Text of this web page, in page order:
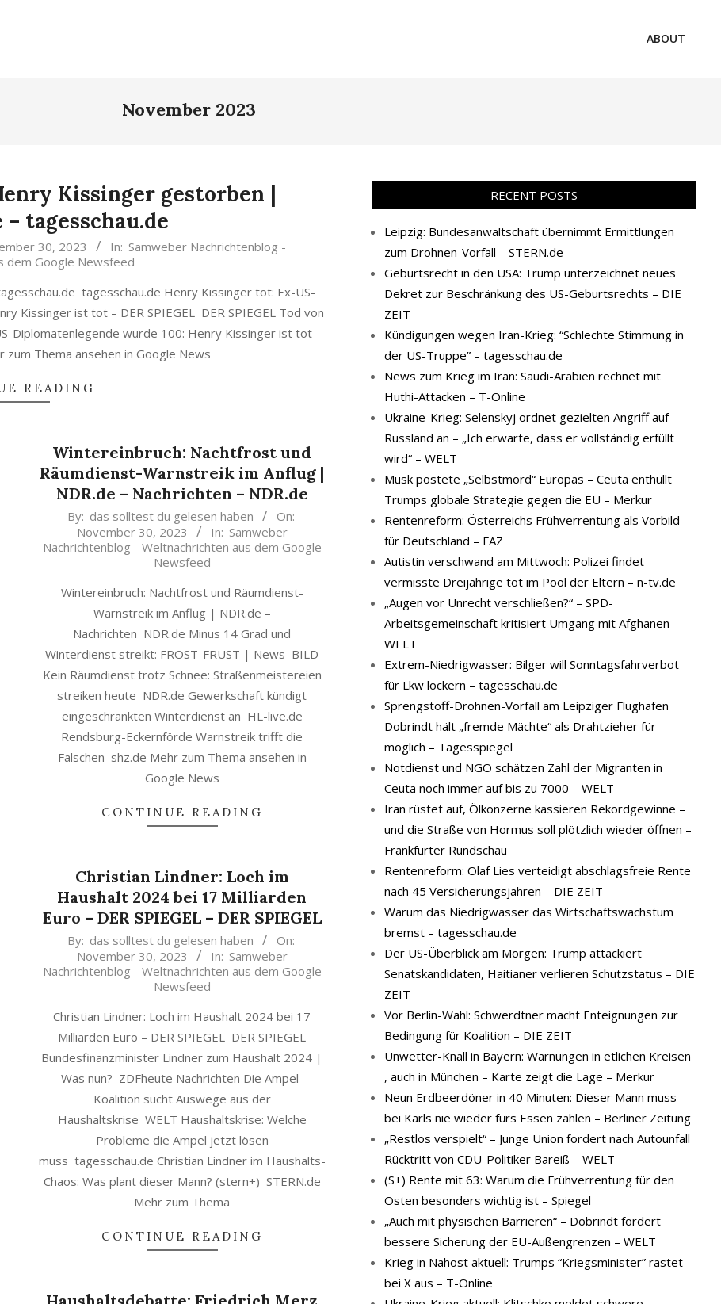
ABOUT
November 2023
Kissinger gestorben |
– tagesschau.de
30, 2023 In: Samweber Nachrichtenblog -
dem Google Newsfeed
tagesschau.de Henry Kissinger tot: Ex-US-
Kissinger ist tot – DER SPIEGEL DER SPIEGEL Tod von
Diplomatenlegende wurde 100: Henry Kissinger ist tot –
Thema ansehen in Google News
READING
Wintereinbruch: Nachtfrost und
Räumdienst-Warnstreik im Anflug |
NDR.de – Nachrichten – NDR.de
2023-
30
By: das solltest du gelesen haben
On:
November 30, 2023
In: Samweber
Nachrichtenblog - Weltnachrichten aus dem Google
Newsfeed
Wintereinbruch: Nachtfrost und Räumdienst-
Warnstreik im Anflug | NDR.de –
Nachrichten NDR.de Minus 14 Grad und
Winterdienst streikt: FROST-FRUST | News BILD
Kein Räumdienst trotz Schnee: Straßenmeistereien
streiken heute NDR.de Gewerkschaft kündigt
eingeschränkten Winterdienst an HL-live.de
Rendsburg-Eckernförde Warnstreik trifft die
Falschen shz.de Mehr zum Thema ansehen in
Google News
CONTINUE READING
Christian Lindner: Loch im
Haushalt 2024 bei 17 Milliarden
Euro – DER SPIEGEL – DER SPIEGEL
2023-
30
By: das solltest du gelesen haben
On:
November 30, 2023
In: Samweber
Nachrichtenblog - Weltnachrichten aus dem Google
Newsfeed
Christian Lindner: Loch im Haushalt 2024 bei 17
Milliarden Euro – DER SPIEGEL DER SPIEGEL
Bundesfinanzminister Lindner zum Haushalt 2024 |
Was nun? ZDFheute Nachrichten Die Ampel-
Koalition sucht Auswege aus der
Haushaltskrise WELT Haushaltskrise: Welche
Probleme die Ampel jetzt lösen
muss tagesschau.de Christian Lindner im Haushalts-
Chaos: Was plant dieser Mann? (stern+) STERN.de
Mehr zum Thema
CONTINUE READING
RECENT POSTS
Leipzig: Bundesanwaltschaft übernimmt Ermittlungen
zum Drohnen-Vorfall – STERN.de
Geburtsrecht in den USA: Trump unterzeichnet neues
Dekret zur Beschränkung des US-Geburtsrechts – DIE
ZEIT
Kündigungen wegen Iran-Krieg: “Schlechte Stimmung in
der US-Truppe” – tagesschau.de
News zum Krieg im Iran: Saudi-Arabien rechnet mit
Huthi-Attacken – T-Online
Ukraine-Krieg: Selenskyj ordnet gezielten Angriff auf
Russland an – „Ich erwarte, dass er vollständig erfüllt
wird“ – WELT
Musk postete „Selbstmord“ Europas – Ceuta enthüllt
Trumps globale Strategie gegen die EU – Merkur
Rentenreform: Österreichs Frühverrentung als Vorbild
für Deutschland – FAZ
Autistin verschwand am Mittwoch: Polizei findet
vermisste Dreijährige tot im Pool der Eltern – n-tv.de
„Augen vor Unrecht verschließen?“ – SPD-
Arbeitsgemeinschaft kritisiert Umgang mit Afghanen –
WELT
Extrem-Niedrigwasser: Bilger will Sonntagsfahrverbot
für Lkw lockern – tagesschau.de
Sprengstoff-Drohnen-Vorfall am Leipziger Flughafen
Dobrindt hält „fremde Mächte“ als Drahtzieher für
möglich – Tagesspiegel
Notdienst und NGO schätzen Zahl der Migranten in
Ceuta noch immer auf bis zu 7000 – WELT
Iran rüstet auf, Ölkonzerne kassieren Rekordgewinne –
und die Straße von Hormus soll plötzlich wieder öffnen –
Frankfurter Rundschau
Rentenreform: Olaf Lies verteidigt abschlagsfreie Rente
nach 45 Versicherungsjahren – DIE ZEIT
Warum das Niedrigwasser das Wirtschaftswachstum
bremst – tagesschau.de
Der US-Überblick am Morgen: Trump attackiert
Senatskandidaten, Haitianer verlieren Schutzstatus – DIE
ZEIT
Vor Berlin-Wahl: Schwerdtner macht Enteignungen zur
Bedingung für Koalition – DIE ZEIT
Unwetter-Knall in Bayern: Warnungen in etlichen Kreisen
, auch in München – Karte zeigt die Lage – Merkur
Neun Erdbeerdöner in 40 Minuten: Dieser Mann muss
bei Karls nie wieder fürs Essen zahlen – Berliner Zeitung
„Restlos verspielt“ – Junge Union fordert nach Autounfall
Rücktritt von CDU-Politiker Bareiß – WELT
(S+) Rente mit 63: Warum die Frühverrentung für den
Osten besonders wichtig ist – Spiegel
„Auch mit physischen Barrieren“ – Dobrindt fordert
bessere Sicherung der EU-Außengrenzen – WELT
Krieg in Nahost aktuell: Trumps “Kriegsminister” rastet
bei X aus – T-Online